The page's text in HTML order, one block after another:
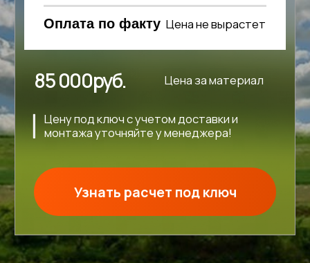
Узнать расчет под ключ
стандартнаякомплектация